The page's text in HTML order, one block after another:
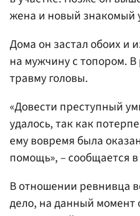
жена и новый знакомый
Дома он застал обоих и
на мужчину с топором. В
травму головы.
«Довести преступный
удалось, так как
ему вовремя была
помощь», – сообщается
В отношении ревнивца
дело, на данный момент